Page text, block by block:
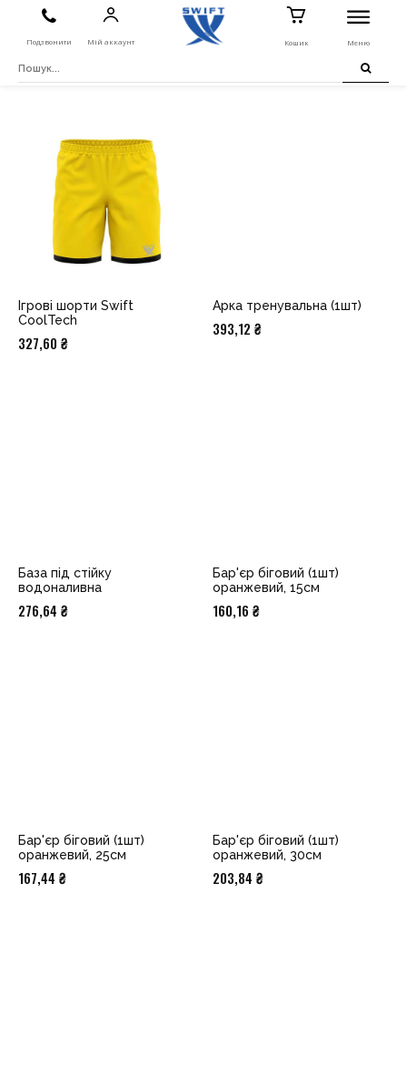
Подзвонити Мій аккаунт Кошик Меню
Ігрові шорти Swift
CoolTech
327,60 ₴
Арка тренувальна (1шт)
393,12 ₴
База під стійку
водоналивна
276,64 ₴
Бар'єр біговий (1шт)
оранжевий, 15см
160,16 ₴
Бар'єр біговий (1шт)
оранжевий, 25см
167,44 ₴
Бар'єр біговий (1шт)
оранжевий, 30см
203,84 ₴